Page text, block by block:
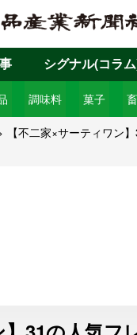
調味料 菓子
シグナル(コラ
【不二家×サーティワン